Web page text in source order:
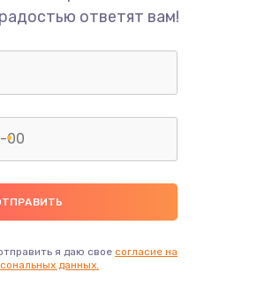
ответят вам!
я даю свое согласие на
данных.